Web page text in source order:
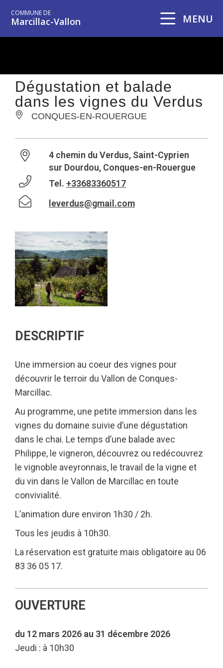
COMMUNE DE
Marcillac-Vallon MENU
Dégustation et balade
dans les vignes du Verdus
CONQUES-EN-ROUERGUE
4 chemin du Verdus, Saint-Cyprien
sur Dourdou, Conques-en-Rouergue
Tel. +33683360517
leverdus@gmail.com
DESCRIPTIF
Une immersion au coeur des vignes pour
découvrir le terroir du Vallon de Conques-
Marcillac.
Au programme, une petite immersion dans les
vignes du domaine suivie d’une dégustation
dans le chai. Le temps d’une balade avec
Philippe, le vigneron, découvrez ou redécouvrez
le vignoble aveyronnais, le travail de la vigne et
du vin dans le Vallon de Marcillac en toute
convivialité.
L’animation dure environ 1h30 / 2h.
Tous les jeudis à 10h30.
La réservation est gratuite mais obligatoire au 06
83 36 05 17.
OUVERTURE
du 12 mars 2026 au 31 décembre 2026
Jeudi : à 10h30